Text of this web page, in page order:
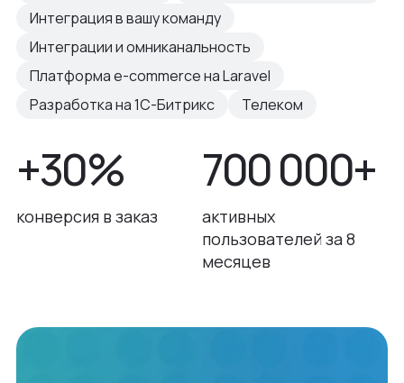
Интеграция в вашу команду
Интеграции и омниканальность
Платформа e-commerce на Laravel
Разработка на 1С-Битрикс
Телеком
+30%
конверсия в заказ
700 000+
активных
пользователей за 8
месяцев